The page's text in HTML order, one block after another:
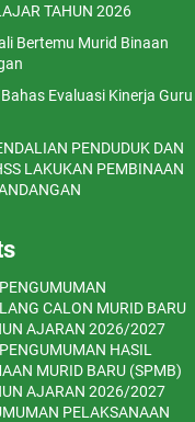
TAHUN 2026
Bertemu Murid Binaan
Evaluasi Kinerja Guru
PENDUDUK DAN
LAKUKAN PEMBINAAN
PENGUMUMAN
CALON MURID BARU
AJARAN 2026/2027
PENGUMUMAN HASIL
MURID BARU (SPMB)
AJARAN 2026/2027
PELAKSANAAN